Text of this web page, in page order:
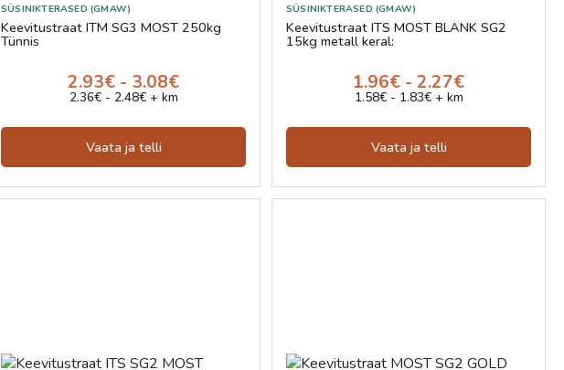
SÜSINIKTERASED (GMAW)
Keevitustraat ITM SG3 MOST 250kg
Tünnis
2.93€ - 3.08€
2.36€ - 2.48€ + km
Vaata ja telli
SÜSINIKTERASED (GMAW)
Keevitustraat ITS MOST BLANK SG2
15kg metall keral:
1.96€ - 2.27€
1.58€ - 1.83€ + km
Vaata ja telli